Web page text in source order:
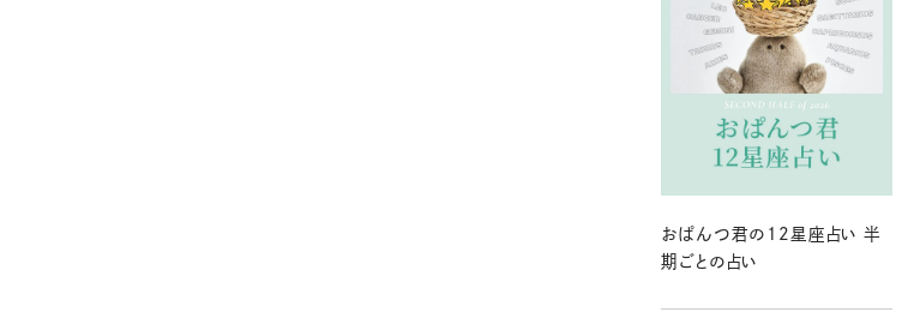
おぱんつ君の12星座占い 半
期ごとの占い